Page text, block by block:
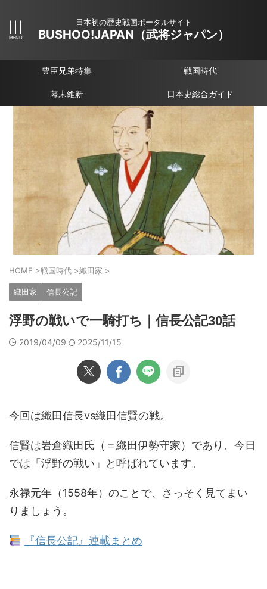
日本初の歴史戦国ポータルサイト
BUSHOO!JAPAN（武将ジャパン）
豊臣兄弟特集 戦国時代
幕末維新 日本史総合ガイド
HOME >戦国時代 >織田家 >
織田家 信長公記
浮野の戦いで一騎打ち｜信長公記30話
2019/04/09 2025/11/15
今回は織田信長vs織田信賢の戦。
信賢は岩倉織田氏（＝織田伊勢守家）であり、今日
では「浮野の戦い」と呼ばれています。
永禄元年（1558年）のことで、さっそく見てまい
りましょう。
『信長公記』連載まとめ